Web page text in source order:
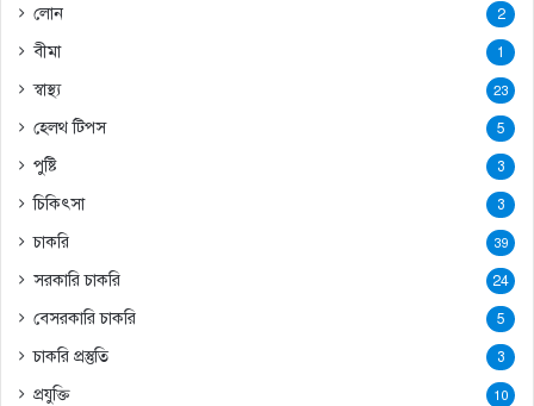
লোন 2
বীমা 1
স্বাস্থ্য 23
হেলথ টিপস 5
পুষ্টি 3
চিকিৎসা 3
চাকরি 39
সরকারি চাকরি 24
বেসরকারি চাকরি 5
চাকরি প্রস্তুতি 3
প্রযুক্তি 10